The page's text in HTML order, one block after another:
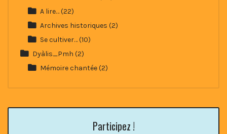
A lire…(22)
Archives historiques (2)
Se cultiver…(10)
Dyàlis_Pmh (2)
Mémoire chantée(2)
Participez !